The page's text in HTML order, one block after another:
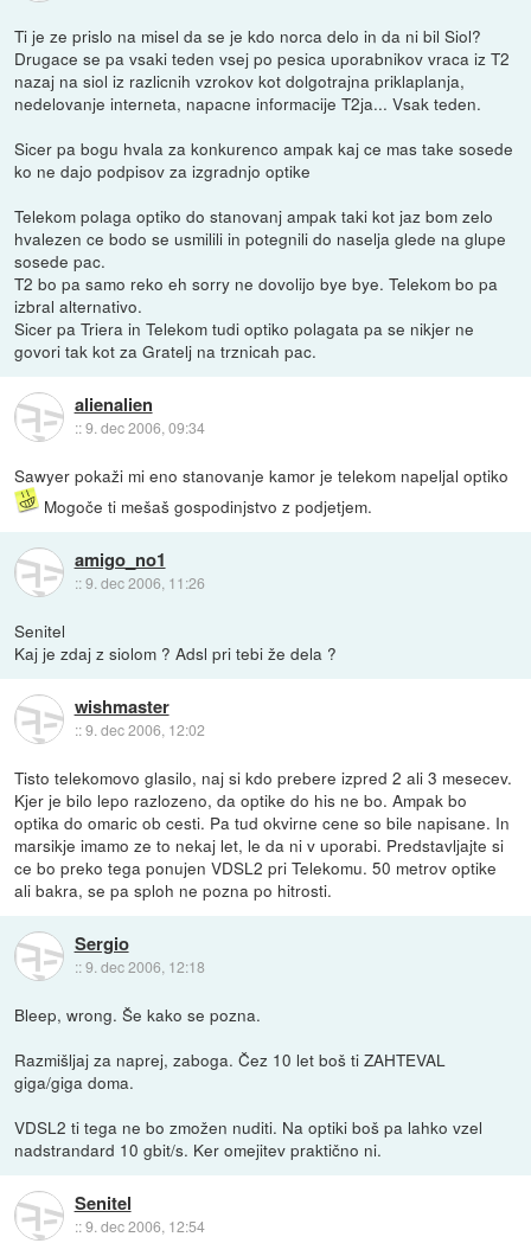
Ti je ze prislo na misel da se je kdo norca delo in da ni bil Siol?
Drugace se pa vsaki teden vsej po pesica uporabnikov vraca iz T2
nazaj na siol iz razlicnih vzrokov kot dolgotrajna priklaplanja,
nedelovanje interneta, napacne informacije T2ja... Vsak teden.
Sicer pa bogu hvala za konkurenco ampak kaj ce mas take sosede
ko ne dajo podpisov za izgradnjo optike
Telekom polaga optiko do stanovanj ampak taki kot jaz bom zelo
hvalezen ce bodo se usmilili in potegnili do naselja glede na glupe
sosede pac.
T2 bo pa samo reko eh sorry ne dovolijo bye bye. Telekom bo pa
izbral alternativo.
Sicer pa Triera in Telekom tudi optiko polagata pa se nikjer ne
govori tak kot za Gratelj na trznicah pac.
alienalien
::9. dec 2006, 09:34
Sawyer pokaži mi eno stanovanje kamor je telekom napeljal optiko
Mogoče ti mešaš gospodinjstvo z podjetjem.
amigo_no1
::9. dec 2006, 11:26
Senitel
Kaj je zdaj z siolom ? Adsl pri tebi že dela ?
wishmaster
::9. dec 2006, 12:02
Tisto telekomovo glasilo, naj si kdo prebere izpred 2 ali 3 mesecev.
Kjer je bilo lepo razlozeno, da optike do his ne bo. Ampak bo
optika do omaric ob cesti. Pa tud okvirne cene so bile napisane. In
marsikje imamo ze to nekaj let, le da ni v uporabi. Predstavljajte si
ce bo preko tega ponujen VDSL2 pri Telekomu. 50 metrov optike
ali bakra, se pa sploh ne pozna po hitrosti.
Sergio
::9. dec 2006, 12:18
Bleep, wrong. Še kako se pozna.
Razmišljaj za naprej, zaboga. Čez 10 let boš ti ZAHTEVAL
giga/giga doma.
VDSL2 ti tega ne bo zmožen nuditi. Na optiki boš pa lahko vzel
nadstrandard 10 gbit/s. Ker omejitev praktično ni.
Senitel
::9. dec 2006, 12:54